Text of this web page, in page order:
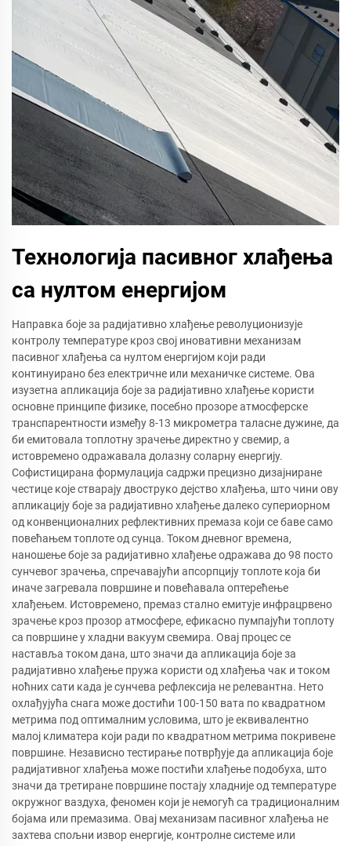
Технологија пасивног хлађења
са нултом енергијом
Направка боје за радијативно хлађење револуционизује
контролу температуре кроз свој иновативни механизам
пасивног хлађења са нултом енергијом који ради
континуирано без електричне или механичке системе. Ова
изузетна апликација боје за радијативно хлађење користи
основне принципе физике, посебно прозоре атмосферске
транспарентности између 8-13 микрометра таласне дужине, да
би емитовала топлотну зрачење директно у свемир, а
истовремено одражавала долазну соларну енергију.
Софистицирана формулација садржи прецизно дизајниране
честице које стварају двоструко дејство хлађења, што чини ову
апликацију боје за радијативно хлађење далеко супериорном
од конвенционалних рефлективних премаза који се баве само
повећањем топлоте од сунца. Током дневног времена,
наношење боје за радијативно хлађење одражава до 98 посто
сунчевог зрачења, спречавајући апсорпцију топлоте која би
иначе загревала површине и повећавала оптерећење
хлађењем. Истовремено, премаз стално емитује инфрацрвено
зрачење кроз прозор атмосфере, ефикасно пумпајући топлоту
са површине у хладни вакуум свемира. Овај процес се
наставља током дана, што значи да апликација боје за
радијативно хлађење пружа користи од хлађења чак и током
ноћних сати када је сунчева рефлексија не релевантна. Нето
охлађујућа снага може достићи 100-150 вата по квадратном
метрима под оптималним условима, што је еквивалентно
малој климатера који ради по квадратном метрима покривене
површине. Независно тестирање потврђује да апликација боје
радијативног хлађења може постићи хлађење подобуха, што
значи да третиране површине постају хладније од температуре
окружног ваздуха, феномен који је немогућ са традиционалним
бојама или премазима. Овај механизам пасивног хлађења не
захтева спољни извор енергије, контролне системе или